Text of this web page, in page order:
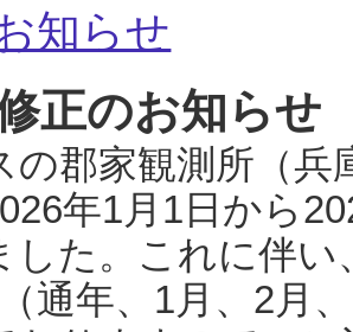
知らせ
正のお知らせ
の郡家観測所（
年1月1日から
した。これに伴い
通年、1月、2月